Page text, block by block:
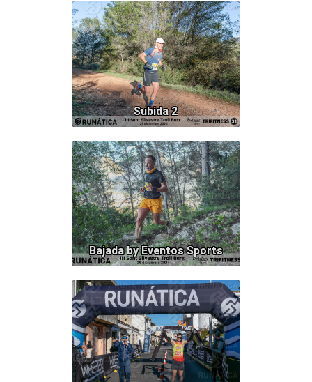
Subida 2
537
Bajada by Eventos Sports
927
859